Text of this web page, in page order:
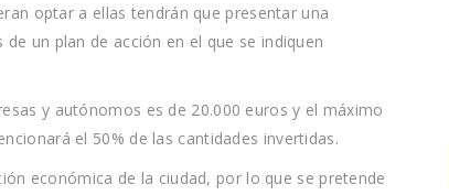
optar a ellas tendrán que presentar una
un plan de acción en el que se indiquen
y autónomos es de 20.000 euros y el máximo
el 50% de las cantidades invertidas.
económica de la ciudad, por lo que se pretende